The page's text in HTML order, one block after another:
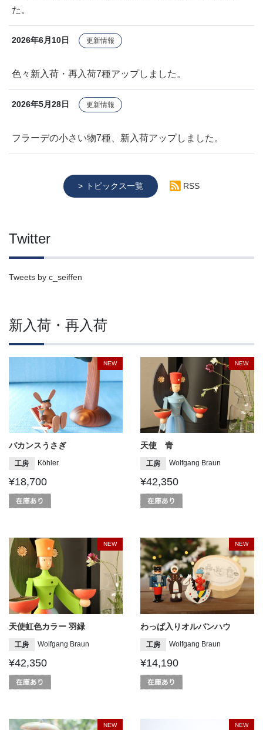
た。
2026年6月10日 更新情報
色々新入荷・再入荷7種アップしました。
2026年5月28日 更新情報
フラーデの小さい物7種、新入荷アップしました。
トピックス一覧 RSS
Twitter
Tweets by c_seiffen
新入荷・再入荷
NEW
バカンスうさぎ
工房 Köhler
¥18,700
NEW
天使 青
工房 Wolfgang Braun
¥42,350
NEW
天使虹色カラー 羽緑
工房 Wolfgang Braun
¥42,350
NEW
わっぱ入りオルバンハウ
工房 Wolfgang Braun
¥14,190
NEW NEW